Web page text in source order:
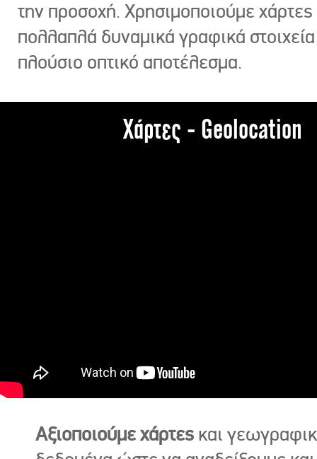
την προσοχή. Χρησιμοποιούμε χάρτες
πολλαπλά δυναμικά γραφικά στοιχεία
πλούσιο οπτικό αποτέλεσμα.
Χάρτες - Geolocation
Αξιοποιούμε χάρτες και